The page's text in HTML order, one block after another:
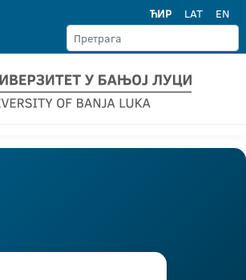
ЋИР LAT EN